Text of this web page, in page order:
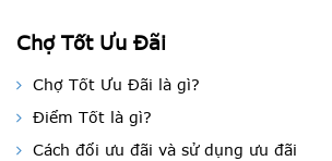
Chợ Tốt Ưu Đãi
Chợ Tốt Ưu Đãi là gì?
Điểm Tốt là gì?
Cách đổi ưu đãi và sử dụng ưu đãi